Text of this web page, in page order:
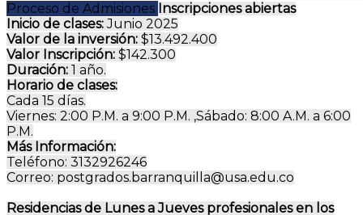
Proceso de Admisiones Inscripciones abiertas
Inicio de clases:Junio 2025
Valor de la inversión: $13.492.400
Valor Inscripción: $142.300
Duración: 1 año.
Horario de clases:
Cada 15 días.
Viernes: 2:00 P.M. a 9:00 P.M. ,Sábado: 8:00 A.M. a 6:00
P.M.
Más Información:
Teléfono: 3132926246
Correo: postgrados.barranquilla@usa.edu.co
Residencias de Lunes a Jueves profesionales en los